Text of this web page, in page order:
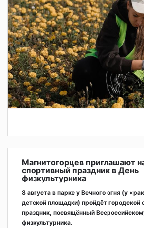
Магнитогорцев приглашают
спортивный праздник в День
физкультурника
8 августа в парке у Вечного огня (у
детской площадки) пройдёт городской
праздник, посвящённый
физкультурника.